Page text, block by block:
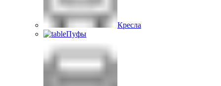
Кресла
Пуфы